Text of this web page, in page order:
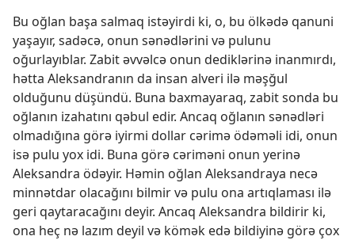
Bu oğlan başa salmaq istəyirdi ki, o, bu ölkədə qanuni
yaşayır, sadəcə, onun sənədlərini və pulunu
oğurlayıblar. Zabit əvvəlcə onun dediklərinə inanmırdı,
hətta Aleksandranın da insan alveri ilə məşğul
olduğunu düşündü. Buna baxmayaraq, zabit sonda bu
oğlanın izahatını qəbul edir. Ancaq oğlanın sənədləri
olmadığına görə iyirmi dollar cərimə ödəməli idi, onun
isə pulu yox idi. Buna görə cəriməni onun yerinə
Aleksandra ödəyir. Həmin oğlan Aleksandraya necə
minnətdar olacağını bilmir və pulu ona artıqlaması ilə
geri qaytaracağını deyir. Ancaq Aleksandra bildirir ki,
ona heç nə lazım deyil və kömək edə bildiyinə görə çox